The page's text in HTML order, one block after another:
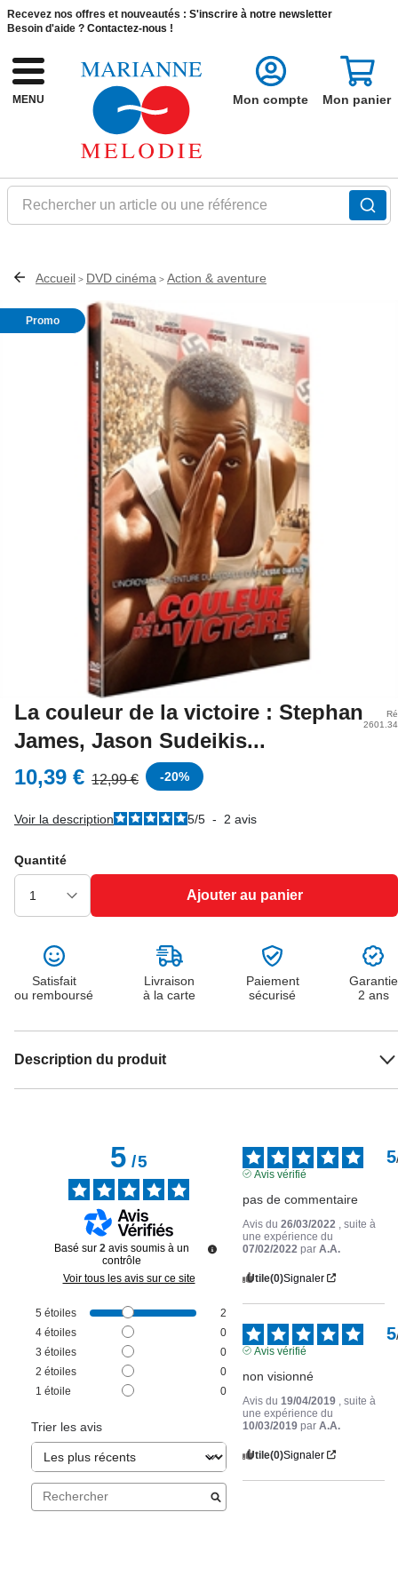
Recevez nos offres et nouveautés : S'inscrire à notre newsletter
Besoin d'aide ? Contactez-nous !
MENU
Rechercher un article ou une référence
Mon compte Mon panier
Accueil > DVD cinéma > Action & aventure
Promo
La couleur de la victoire : Stephan
James, Jason Sudeikis...
10,39 € 12,99 € -20%
Voir la description 5/5 - 2 avis
Quantité
Ajouter au panier
Satisfait
ou remboursé
Livraison
à la carte
Paiement
sécurisé
Garantie
2 ans
Description du produit
5/5
Basé sur 2 avis soumis à un
contrôle
Voir tous les avis sur ce site
5 étoiles
2
4 étoiles
0
3 étoiles
0
2 étoiles
0
1 étoile 0
Trier les avis
5
Avis vérifié
pas de commentaire
Avis du26/03/2022
, suite à
une expérience du
07/02/2022 parA.A.
Utile(0)Signaler
5
Avis vérifié
non visionné
Avis du 19/04/2019
, suite à
une expérience du
10/03/2019 parA.A.
Utile(0)Signaler